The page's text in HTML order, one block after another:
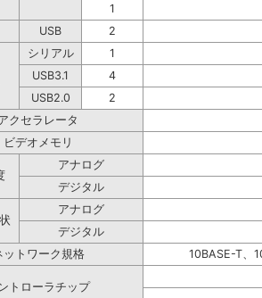
1
USB 2
シリアル
1
USB3.1
4
USB2.0
2
クセラレータ
ビデオメモリ
アナログ
デジタル
アナログ
デジタル
ットワーク規格 10BASE-T、
トローラチップ